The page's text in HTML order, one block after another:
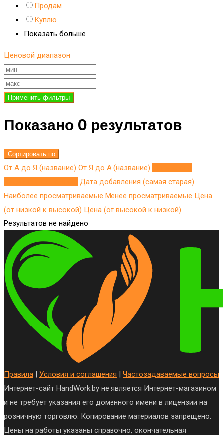
Продам
Куплю
Показать больше
Ценовой диапазон
Применить фильтры
Показано 0 результатов
Сортировать по
От А до Я (название) От Я до A (название)
Дата добавления (самая старая)
Наиболее просматриваемые Менее просматриваемые Цена
(от низкой к высокой) Цена (от высокой к низкой)
Результатов не найдено
Правила | Условия и соглашения | Частозадаваемые вопросы
Интернет-сайт HandWork.by не является Интернет-магазином
и не требует указания его доменного имени в лицензии на
розничную торговлю. Копирование материалов запрещено.
Цены на работы указаны справочно, окончательная